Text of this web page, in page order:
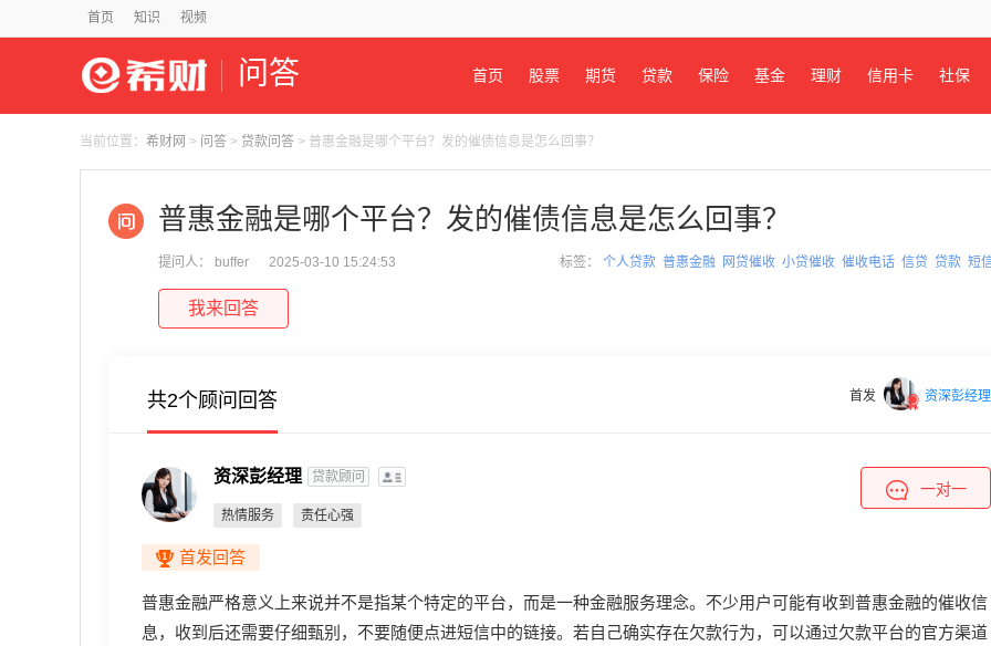
首页 知识 视频
问答 首页 股票 期货 贷款 保险 基金 理财 信用卡 社保
当前位置： 希财网 > 问答 > 贷款问答 > 普惠金融是哪个平台？发的催债信息是怎么回事？
普惠金融是哪个平台？发的催债信息是怎么回事？
标签： 个人贷款 普惠金融 网贷催收 小贷催收 催收电话 信贷 贷款 短
提问人： buffer 2025-03-10 15:24:53
我来回答
共2个顾问回答 首发 资深彭经理
资深彭经理 贷款顾问
热情服务 责任心强
一对一
首发回答
普惠金融严格意义上来说并不是指某个特定的平台，而是一种金融服务理念。不少用户可能有收到普惠金融的催收信
息，收到后还需要仔细甄别，不要随便点进短信中的链接。若自己确实存在欠款行为，可以通过欠款平台的官方渠道